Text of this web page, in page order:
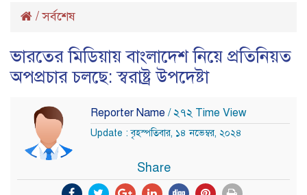
/সর্বশেষ
ভারতের মিডিয়ায় বাংলাদেশ নিয়ে প্রতিনিয়ত
অপপ্রচার চলছে: স্বরাষ্ট্র উপদেষ্টা
Reporter Name / ২৭২ Time View
Update : বৃহস্পতিবার, ১৪ নভেম্বর, ২০২৪
Share